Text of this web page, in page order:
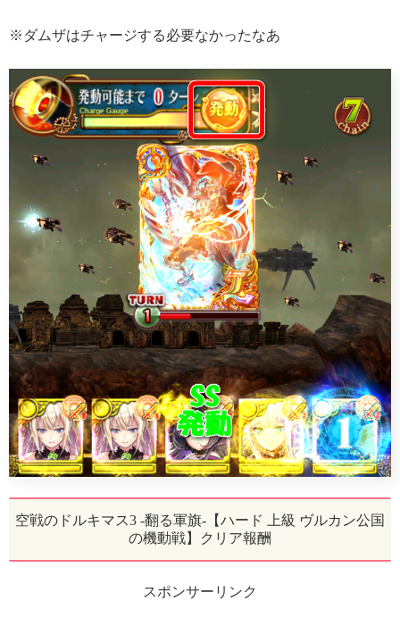
※ダムザはチャージする必要なかったなあ
空戦のドルキマス3 -翻る軍旗-【ハード 上級 ヴルカン公国
の機動戦】クリア報酬
スポンサーリンク